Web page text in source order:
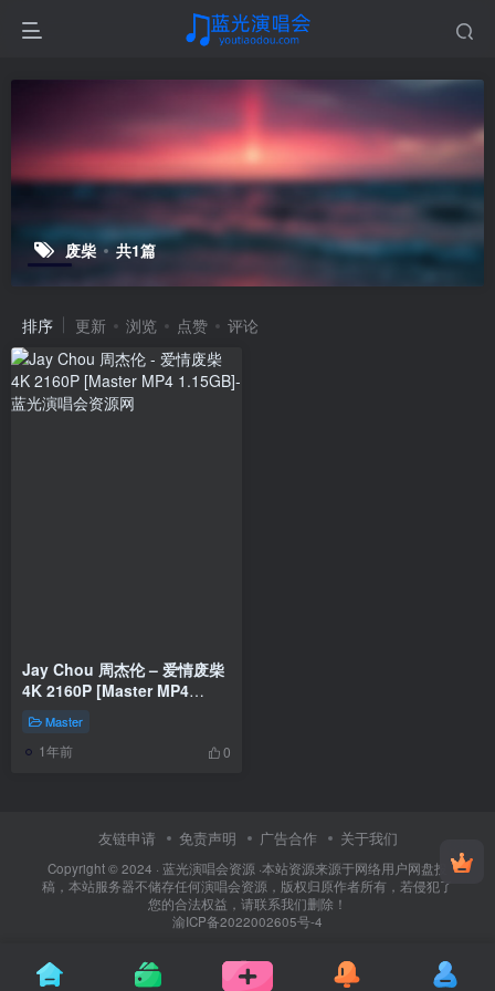
废柴 共1篇
排序 更新 浏览 点赞 评论
Jay Chou 周杰伦 – 爱情废柴
4K 2160P [Master MP4
Master
1年前 0
友链申请 免责声明 广告合作 关于我们
Copyright © 2024 · 蓝光演唱会资源 ·本站资源来源于网络用户网盘投
稿，本站服务器不储存任何演唱会资源，版权归原作者所有，若侵犯了
您的合法权益，请联系我们删除！
渝ICP备2022002605号-4